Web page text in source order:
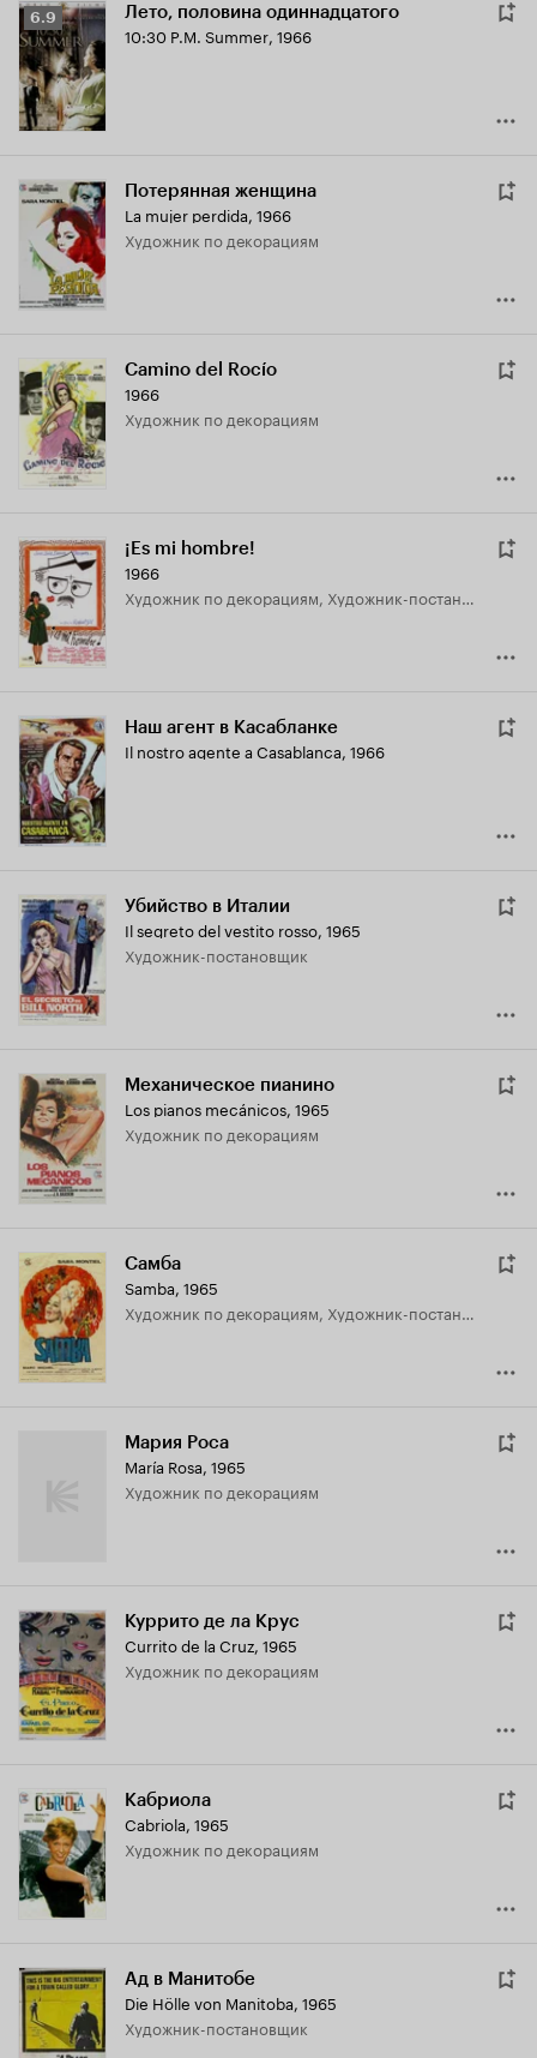
Рейтинг
Кинопоиска
6.9
6.9 Лето, половина одиннадцатого
10:30 P.M. Summer, 1966
Потерянная женщина
La mujer perdida, 1966
Художник по декорациям
Camino del Rocío
1966
Художник по декорациям
¡Es mi hombre!
1966
Художник по декорациям, Художник-постановщик
Наш агент в Касабланке
Il nostro agente a Casablanca, 1966
Убийство в Италии
Il segreto del vestito rosso, 1965
Художник-постановщик
Механическое пианино
Los pianos mecánicos, 1965
Художник по декорациям
Самба
Samba, 1965
Художник по декорациям, Художник-постановщик
Мария Роса
María Rosa, 1965
Художник по декорациям
Куррито де ла Крус
Currito de la Cruz, 1965
Художник по декорациям
Кабриола
Cabriola, 1965
Художник по декорациям
Ад в Манитобе
Die Hölle von Manitoba, 1965
Художник-постановщик